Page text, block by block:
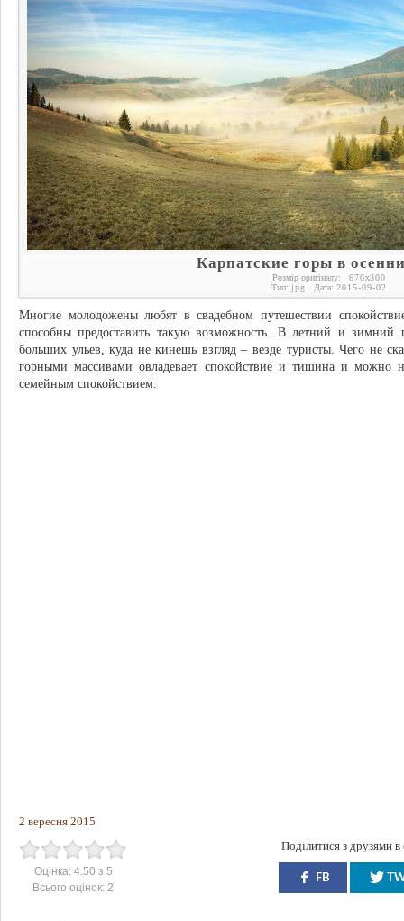
Карпатские горы в
Розмір оригіналу: 670x300
Тип: jpg Дата: 2015-09-02
Многие молодожены любят в свадебном путешествии
способны предоставить такую возможность. В летний и
больших ульев, куда не кинешь взгляд – везде туристы. Чего не
горными массивами овладевает спокойствие и тишина и можно
семейным спокойствием.
2 вересня 2015
Оцінка: 4.50 з 5
Всього оцінок: 2
Поділитися з друзями
FB